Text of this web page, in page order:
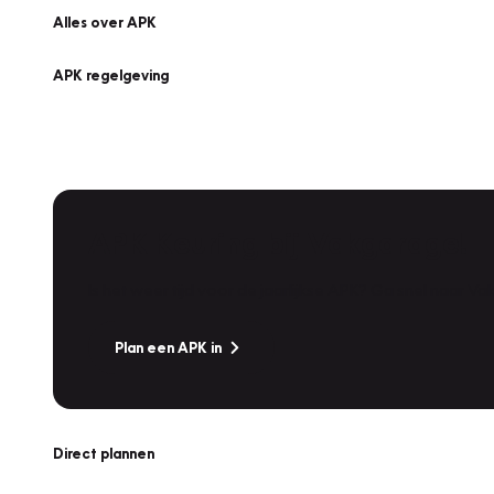
Alles over APK
APK regelgeving
Plan een APK in
Direct plannen